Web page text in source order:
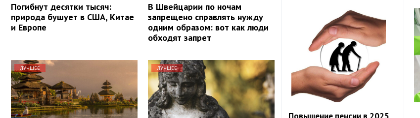
Погибнут десятки тысяч:
природа бушует в США, Китае
и Европе
В Швейцарии по ночам
запрещено справлять нужду
одним образом: вот как люди
обходят запрет
ЛУЧШЕЕ ЛУЧШЕЕ
Повышение пенсии в 2025